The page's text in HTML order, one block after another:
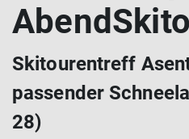
Skitourentreff
passender
28)